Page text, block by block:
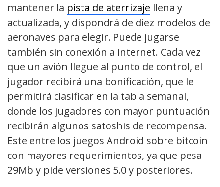
mantener la pista de aterrizaje llena y
actualizada, y dispondrá de diez modelos de
aeronaves para elegir. Puede jugarse
también sin conexión a internet. Cada vez
que un avión llegue al punto de control, el
jugador recibirá una bonificación, que le
permitirá clasificar en la tabla semanal,
donde los jugadores con mayor puntuación
recibirán algunos satoshis de recompensa.
Este entre los juegos Android sobre bitcoin
con mayores requerimientos, ya que pesa
29Mb y pide versiones 5.0 y posteriores.